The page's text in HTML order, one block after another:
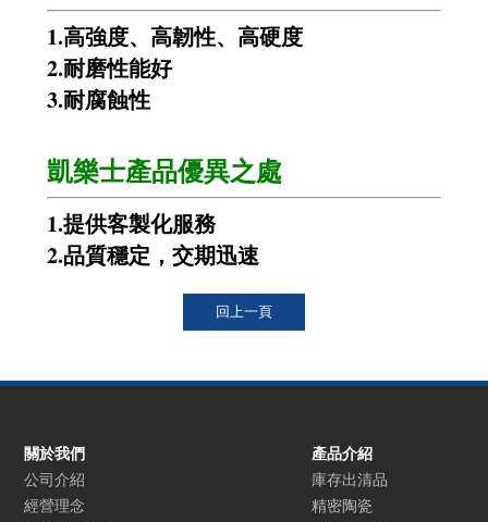
1.高強度、高韌性、高硬度
2.耐磨性能好
3.耐腐蝕性
凱樂士產品優異之處
1.提供客製化服務
2.品質穩定，交期迅速
關於我們
公司介紹
經營理念
產品介紹
庫存出清品
精密陶瓷